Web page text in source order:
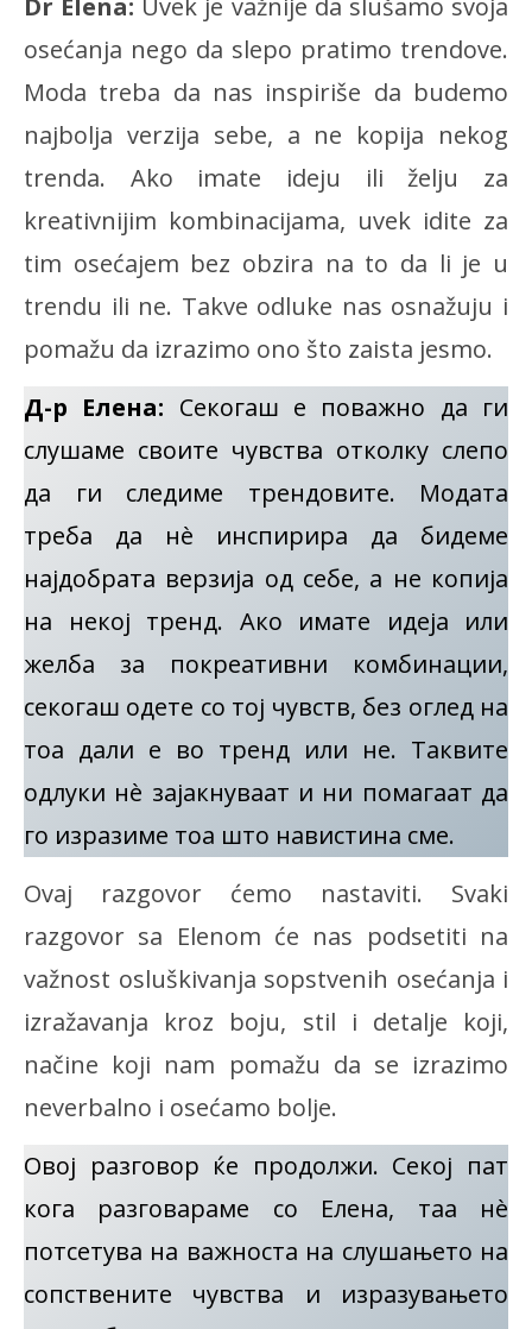
Dr Elena: Uvek je važnije da slušamo svoja
osećanja nego da slepo pratimo trendove.
Moda treba da nas inspiriše da budemo
najbolja verzija sebe, a ne kopija nekog
trenda. Ako imate ideju ili želju za
kreativnijim kombinacijama, uvek idite za
tim osećajem bez obzira na to da li je u
trendu ili ne. Takve odluke nas osnažuju i
pomažu da izrazimo ono što zaista jesmo.
Д-р Елена: Секогаш е поважно да ги
слушаме своите чувства отколку слепо
да ги следиме трендовите. Модата
треба да нè инспирира да бидеме
најдобрата верзија од себе, а не копија
на некој тренд. Ако имате идеја или
желба за покреативни комбинации,
секогаш одете со тој чувств, без оглед на
тоа дали е во тренд или не. Таквите
одлуки нè зајакнуваат и ни помагаат да
го изразиме тоа што навистина сме.
Ovaj razgovor ćemo nastaviti. Svaki
razgovor sa Elenom će nas podsetiti na
važnost osluškivanja sopstvenih osećanja i
izražavanja kroz boju, stil i detalje koji,
načine koji nam pomažu da se izrazimo
neverbalno i osećamo bolje.
Овој разговор ќе продолжи. Секој пат
кога разговараме со Елена, таа нè
потсетува на важноста на слушањето на
сопствените чувства и изразувањето